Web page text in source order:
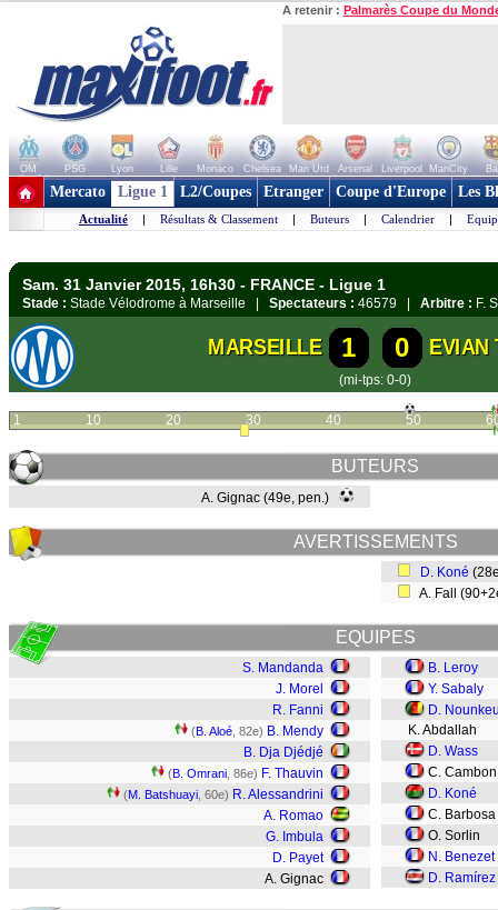
A retenir : Palmarès Coupe du
OM PSG Lyon Lille Monaco Chelsea Man Utd Arsenal Liverpool ManCity
+ de clubs
Mercato Ligue 1 L2/Coupes Etranger Coupe d'Europe Les
Actualité | Résultats & Classement | Buteurs | Calendrier |
Sam. 31 Janvier 2015, 16h30 - FRANCE - Ligue 1
Stade : Stade Vélodrome à Marseille | Spectateurs : 46579 | Arbitre : F.
MARSEILLE 1 0 EVIAN
(mi-tps: 0-0)
1 10 20 30 40 50
BUTEURS
A. Gignac (49e, pen.)
AVERTISSEMENTS
D. Koné
A. Fall
EQUIPES
S. Mandanda
J. Morel
R. Fanni
(B. Aloé , 82e) B. Mendy
B. Dja Djédjé
(B. Omrani , 86e) F. Thauvin
(M. Batshuayi , 60e) R. Alessandrini
A. Romao
G. Imbula
D. Payet
A. Gignac
B. Leroy
Y. Sabaly
D.
K. Abdallah
D. Wass
C. Cambon
D. Koné
C. Barbosa
O. Sorlin
N. Benezet
D. Ramírez